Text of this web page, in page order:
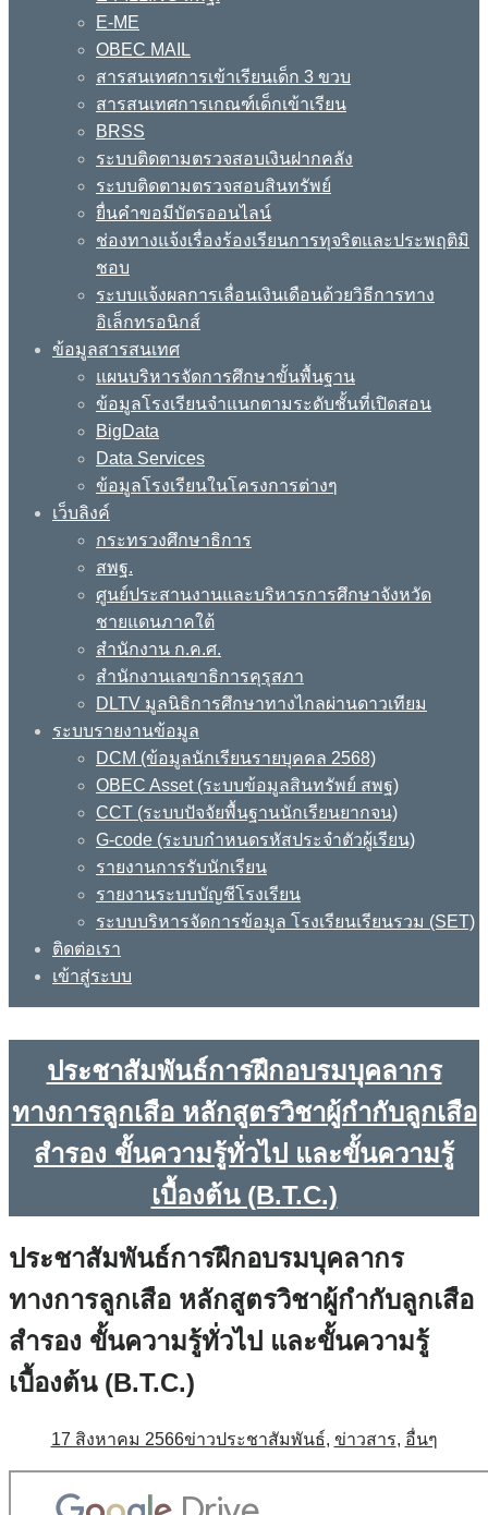
E-ME
OBEC MAIL
สารสนเทศการเข้าเรียนเด็ก 3 ขวบ
สารสนเทศการเกณฑ์เด็กเข้าเรียน
BRSS
ระบบติดตามตรวจสอบเงินฝากคลัง
ระบบติดตามตรวจสอบสินทรัพย์
ยื่นคำขอมีบัตรออนไลน์
ช่องทางแจ้งเรื่องร้องเรียนการทุจริตและประพฤติมิ
ชอบ
ระบบแจ้งผลการเลื่อนเงินเดือนด้วยวิธีการทาง
อิเล็กทรอนิกส์
ข้อมูลสารสนเทศ
แผนบริหารจัดการศึกษาขั้นพื้นฐาน
ข้อมูลโรงเรียนจำแนกตามระดับชั้นที่เปิดสอน
BigData
Data Services
ข้อมูลโรงเรียนในโครงการต่างๆ
เว็บลิงค์
กระทรวงศึกษาธิการ
สพฐ.
ศูนย์ประสานงานและบริหารการศึกษาจังหวัด
ชายแดนภาคใต้
สำนักงาน ก.ค.ศ.
สำนักงานเลขาธิการคุรุสภา
DLTV มูลนิธิการศึกษาทางไกลผ่านดาวเทียม
ระบบรายงานข้อมูล
DCM (ข้อมูลนักเรียนรายบุคคล 2568)
OBEC Asset (ระบบข้อมูลสินทรัพย์ สพฐ)
CCT (ระบบปัจจัยพื้นฐานนักเรียนยากจน)
G-code (ระบบกำหนดรหัสประจำตัวผู้เรียน)
รายงานการรับนักเรียน
รายงานระบบบัญชีโรงเรียน
ระบบบริหารจัดการข้อมูล โรงเรียนเรียนรวม (SET)
ติดต่อเรา
เข้าสู่ระบบ
ประชาสัมพันธ์การฝึกอบรมบุคลากร
ทางการลูกเสือ หลักสูตรวิชาผู้กำกับลูกเสือ
สำรอง ขั้นความรู้ทั่วไป และขั้นความรู้
เบื้องต้น (B.T.C.)
ประชาสัมพันธ์การฝึกอบรมบุคลากร
ทางการลูกเสือ หลักสูตรวิชาผู้กำกับลูกเสือ
สำรอง ขั้นความรู้ทั่วไป และขั้นความรู้
เบื้องต้น (B.T.C.)
17 สิงหาคม 2566ข่าวประชาสัมพันธ์, ข่าวสาร, อื่นๆ